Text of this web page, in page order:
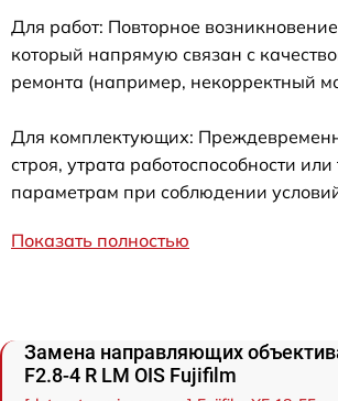
Для работ: Повторное
который напрямую связан с
ремонта (например, некорректный
Для комплектующих:
строя, утрата работоспособности
параметрам при соблюдении
Показать полностью
Замена направляющих
F2.8-4 R LM OIS Fujifilm